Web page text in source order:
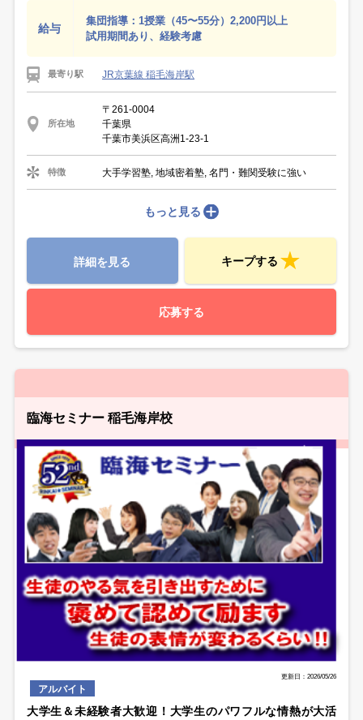
給与
集団指導：1授業（45〜55分）2,200円以上
試用期間あり、経験考慮
最寄り駅 JR京葉線 稲毛海岸駅
所在地
〒261-0004
千葉県
千葉市美浜区高洲1-23-1
特徴 大手学習塾, 地域密着塾, 名門・難関受験に強い
もっと見る
詳細を見る キープする
応募する
臨海セミナー 稲毛海岸校
更新日：2026/05/26
アルバイト
大学生＆未経験者大歓迎！大学生のパワフルな情熱が大活